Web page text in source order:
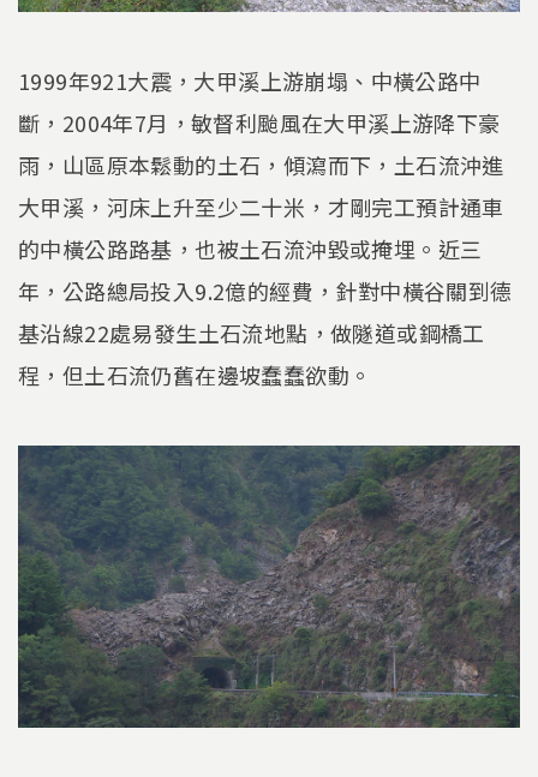
1999年921大震，大甲溪上游崩塌、中橫公路中
斷，2004年7月，敏督利颱風在大甲溪上游降下豪
雨，山區原本鬆動的土石，傾瀉而下，土石流沖進
大甲溪，河床上升至少二十米，才剛完工預計通車
的中橫公路路基，也被土石流沖毀或掩埋。近三
年，公路總局投入9.2億的經費，針對中橫谷關到德
基沿線22處易發生土石流地點，做隧道或鋼橋工
程，但土石流仍舊在邊坡蠢蠢欲動。